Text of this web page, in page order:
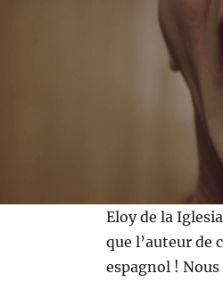
Eloy de la
que l’auteur de
espagnol !